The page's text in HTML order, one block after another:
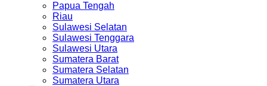
Papua Tengah
Riau
Sulawesi Selatan
Sulawesi Tenggara
Sulawesi Utara
Sumatera Barat
Sumatera Selatan
Sumatera Utara